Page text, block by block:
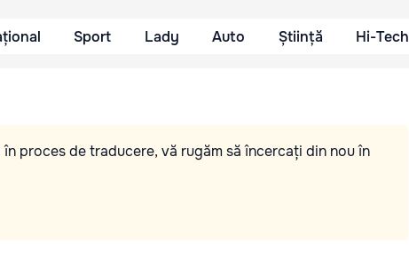
Sport Lady Auto Știință Hi-Tech
proces de traducere, vă rugăm să încercați din nou în